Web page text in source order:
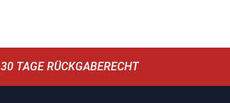
30 TAGE RÜCKGABERECHT